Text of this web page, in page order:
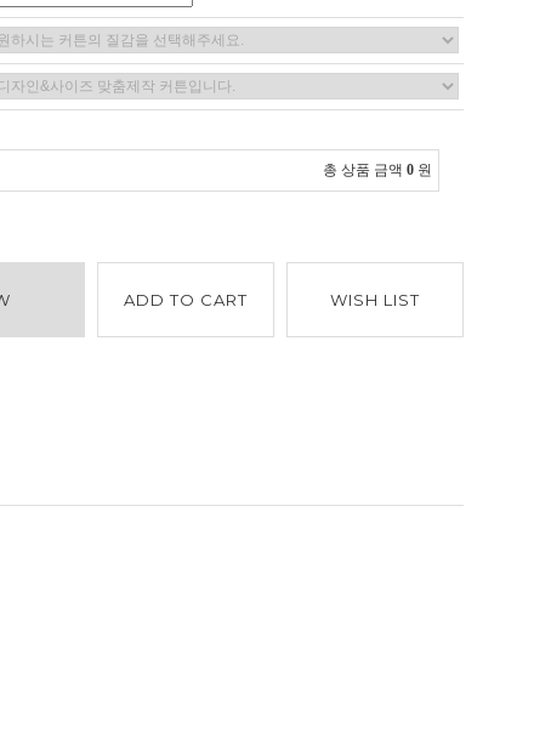
총 상품 금액 0 원
ADD TO CART WISH LIST